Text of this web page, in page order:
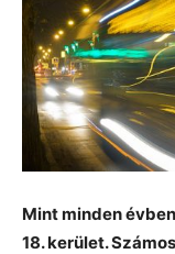
Mint minden
18. kerület.